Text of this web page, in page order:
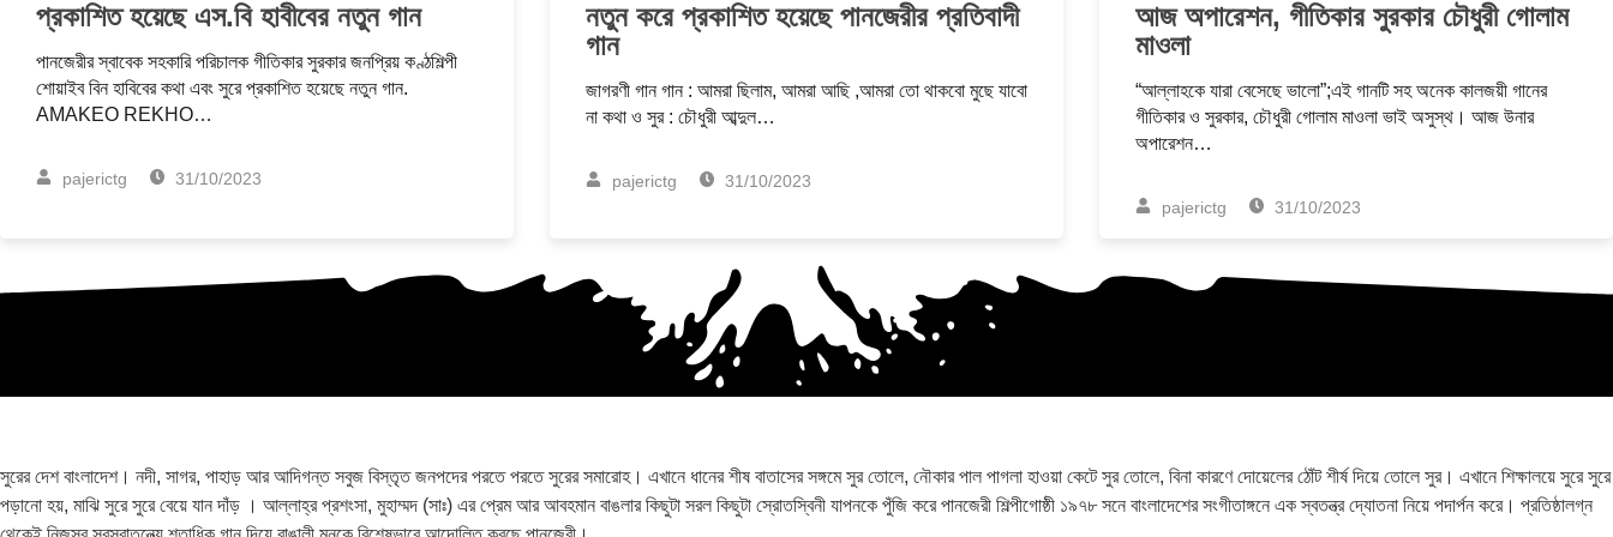
প্রকাশিত হয়েছে এস.বি হাবীবের নতুন গান
পানজেরীর স্বাবেক সহকারি পরিচালক গীতিকার সুরকার জনপ্রিয় কণ্ঠশিল্পী
শোয়াইব বিন হাবিবের কথা এবং সুরে প্রকাশিত হয়েছে নতুন গান.
AMAKEO REKHO…
pajerictg 31/10/2023
নতুন করে প্রকাশিত হয়েছে পানজেরীর প্রতিবাদী
গান
জাগরণী গান গান : আমরা ছিলাম, আমরা আছি ,আমরা তো থাকবো মুছে যাবো
না কথা ও সুর : চৌধুরী আব্দুল…
pajerictg 31/10/2023
আজ অপারেশন, গীতিকার সুরকার চৌধুরী গোলাম
মাওলা
“আল্লাহকে যারা বেসেছে ভালো”;এই গানটি সহ অনেক কালজয়ী গানের
গীতিকার ও সুরকার, চৌধুরী গোলাম মাওলা ভাই অসুস্থ। আজ উনার
অপারেশন…
pajerictg 31/10/2023
সুরের দেশ বাংলাদেশ। নদী, সাগর, পাহাড় আর আদিগন্ত সবুজ বিস্তৃত জনপদের পরতে পরতে সুরের সমারোহ। এখানে ধানের শীষ বাতাসের সঙ্গমে সুর তোলে, নৌকার পাল পাগলা হাওয়া কেটে সুর তোলে, বিনা কারণে দোয়েলের ঠোঁট শীর্ষ দিয়ে তোলে সুর। এখানে শিক্ষালয়ে সুরে সুরে
পড়ানো হয়, মাঝি সুরে সুরে বেয়ে যান দাঁড় । আল্লাহ্র প্রশংসা, মুহাম্মদ (সাঃ) এর প্রেম আর আবহমান বাঙলার কিছুটা সরল কিছুটা স্রোতস্বিনী যাপনকে পুঁজি করে পানজেরী শিল্পীগোষ্ঠী ১৯৭৮ সনে বাংলাদেশের সংগীতাঙ্গনে এক স্বতন্ত্র দ্যোতনা নিয়ে পদার্পন করে। প্রতিষ্ঠালগ্ন